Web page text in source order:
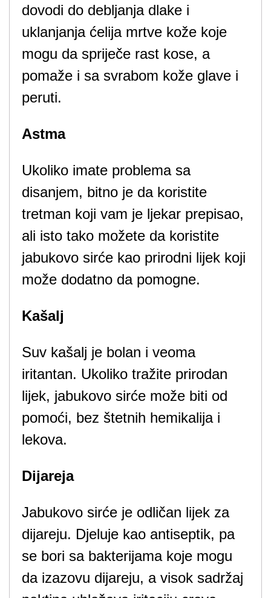
dovodi do debljanja dlake i
uklanjanja ćelija mrtve kože koje
mogu da spriječe rast kose, a
pomaže i sa svrabom kože glave i
peruti.
Astma
Ukoliko imate problema sa
disanjem, bitno je da koristite
tretman koji vam je ljekar prepisao,
ali isto tako možete da koristite
jabukovo sirće kao prirodni lijek koji
može dodatno da pomogne.
Kašalj
Suv kašalj je bolan i veoma
iritantan. Ukoliko tražite prirodan
lijek, jabukovo sirće može biti od
pomoći, bez štetnih hemikalija i
lekova.
Dijareja
Jabukovo sirće je odličan lijek za
dijareju. Djeluje kao antiseptik, pa
se bori sa bakterijama koje mogu
da izazovu dijareju, a visok sadržaj